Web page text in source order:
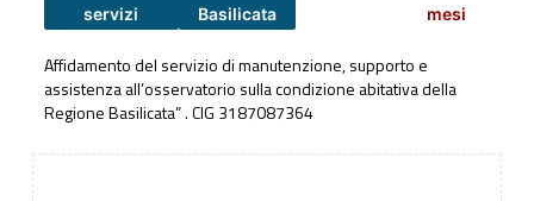
servizi
Basilicata
mesi
Affidamento del servizio di manutenzione, supporto e
assistenza all’osservatorio sulla condizione abitativa della
Regione Basilicata” . CIG 3187087364